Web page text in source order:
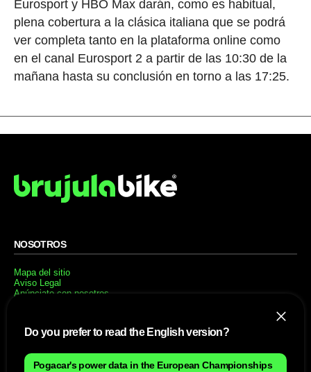
Eurosport y HBO Max darán, como es habitual,
plena cobertura a la clásica italiana que se podrá
ver completa tanto en la plataforma online como
en el canal Eurosport 2 a partir de las 10:30 de la
mañana hasta su conclusión en torno a las 17:25.
NOSOTROS
Mapa del sitio
Aviso Legal
Anúnciate con nosotros
Trabaja con nosotros
WEBS AMIGAS
Do you prefer to read the English version?
Pogacar's power data in the European Championships